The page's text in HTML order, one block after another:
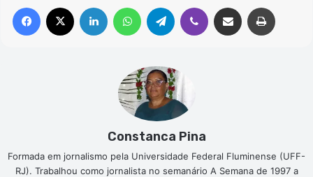
Facebook Linkedin WhatsAppTelegram Viber Compartilhar via e-mail
Constanca Pina
Formada em jornalismo pela Universidade Federal Fluminense (UFF-
RJ). Trabalhou como jornalista no semanário A Semana de 1997 a